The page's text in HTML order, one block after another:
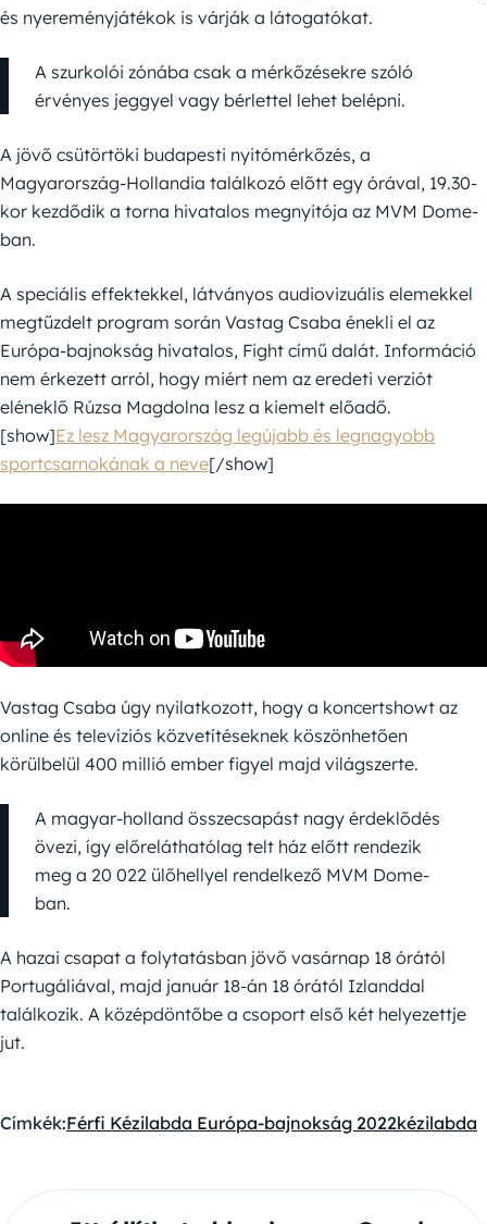
és nyereményjátékok is várják a látogatókat.
A szurkolói zónába csak a mérkőzésekre szóló
érvényes jeggyel vagy bérlettel lehet belépni.
A jövő csütörtöki budapesti nyitómérkőzés, a
Magyarország-Hollandia találkozó előtt egy órával, 19.30-
kor kezdődik a torna hivatalos megnyitója az MVM Dome-
ban.
A speciális effektekkel, látványos audiovizuális elemekkel
megtűzdelt program során Vastag Csaba énekli el az
Európa-bajnokság hivatalos, Fight című dalát. Információ
nem érkezett arról, hogy miért nem az eredeti verziót
eléneklő Rúzsa Magdolna lesz a kiemelt előadő.
[show]Ez lesz Magyarország legújabb és legnagyobb
sportcsarnokának a neve[/show]
Vastag Csaba úgy nyilatkozott, hogy a koncertshowt az
online és televíziós közvetítéseknek köszönhetően
körülbelül 400 millió ember figyel majd világszerte.
A magyar-holland összecsapást nagy érdeklődés
övezi, így előreláthatólag telt ház előtt rendezik
meg a 20 022 ülőhellyel rendelkező MVM Dome-
ban.
A hazai csapat a folytatásban jövő vasárnap 18 órától
Portugáliával, majd január 18-án 18 órától Izlanddal
találkozik. A középdöntőbe a csoport első két helyezettje
jut.
Címkék:Férfi Kézilabda Európa-bajnokság 2022kézilabda